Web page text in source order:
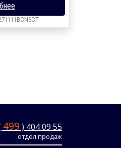
499 ) 404 09 55
отдел продаж